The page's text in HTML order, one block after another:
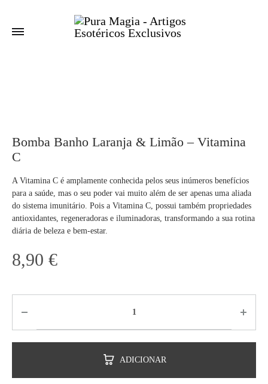
Bomba Banho Laranja & Limão – Vitamina
C
A Vitamina C é amplamente conhecida pelos seus inúmeros benefícios
para a saúde, mas o seu poder vai muito além de ser apenas uma aliada
do sistema imunitário. Pois a Vitamina C, possui também propriedades
antioxidantes, regeneradoras e iluminadoras, transformando a sua rotina
diária de beleza e bem-estar.
8,90 €
ADICIONAR